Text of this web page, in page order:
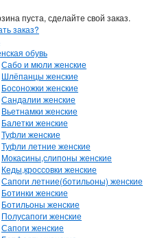
пуста, сделайте свой заказ.
заказ?
обувь
Сабо и мюли женские
Шлёпанцы женские
Босоножки женские
Сандалии женские
Вьетнамки женские
Балетки женские
Туфли женские
Туфли летние женские
Мокасины,слипоны женские
Кеды,кроссовки женские
Сапоги летние(ботильоны) женские
Ботинки женские
Ботильоны женские
Полусапоги женские
Сапоги женские